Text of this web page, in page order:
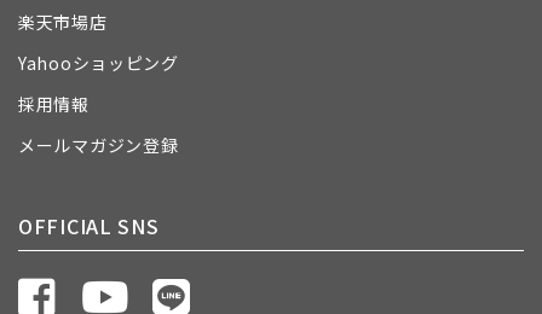
楽天市場店
Yahooショッピング
採用情報
メールマガジン登録
OFFICIAL SNS